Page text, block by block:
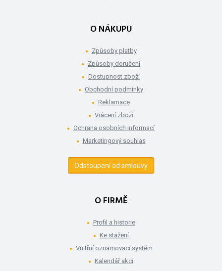
O NÁKUPU
Způsoby platby
Způsoby doručení
Dostupnost zboží
Obchodní podmínky
Reklamace
Vrácení zboží
Ochrana osobních informací
Marketingový souhlas
Odstoupení od smlouvy
O FIRMĚ
Profil a historie
Ke stažení
Vnitřní oznamovací systém
Kalendář akcí